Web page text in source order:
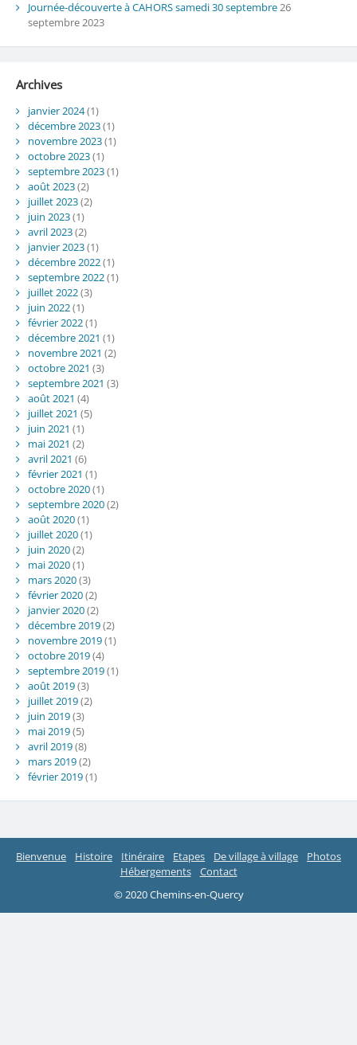
Journée-découverte à CAHORS samedi 30 septembre26
septembre 2023
Archives
janvier 2024(1)
décembre 2023(1)
novembre 2023(1)
octobre 2023(1)
septembre 2023(1)
août 2023(2)
juillet 2023(2)
juin 2023(1)
avril 2023(2)
janvier 2023(1)
décembre 2022(1)
septembre 2022(1)
juillet 2022(3)
juin 2022(1)
février 2022(1)
décembre 2021 (1)
novembre 2021 (2)
octobre 2021 (3)
septembre 2021 (3)
août 2021 (4)
juillet 2021 (5)
juin 2021 (1)
mai 2021 (2)
avril 2021 (6)
février 2021 (1)
octobre 2020(1)
septembre 2020(2)
août 2020(1)
juillet 2020(1)
juin 2020(2)
mai 2020(1)
mars 2020(3)
février 2020(2)
janvier 2020(2)
décembre 2019(2)
novembre 2019(1)
octobre 2019(4)
septembre 2019(1)
août 2019(3)
juillet 2019(2)
juin 2019(3)
mai 2019(5)
avril 2019(8)
mars 2019(2)
février 2019(1)
Bienvenue Histoire Itinéraire Etapes De village à village
Photos
Hébergements
Contact
© 2020 Chemins-en-Quercy